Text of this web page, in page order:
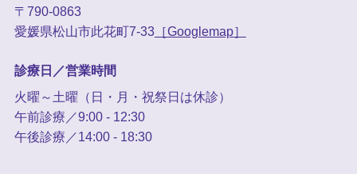
〒790-0863
愛媛県松山市此花町7-33［Googlemap］
診療日／営業時間
火曜～土曜（日・月・祝祭日は休診）
午前診療／9:00 - 12:30
午後診療／14:00 - 18:30